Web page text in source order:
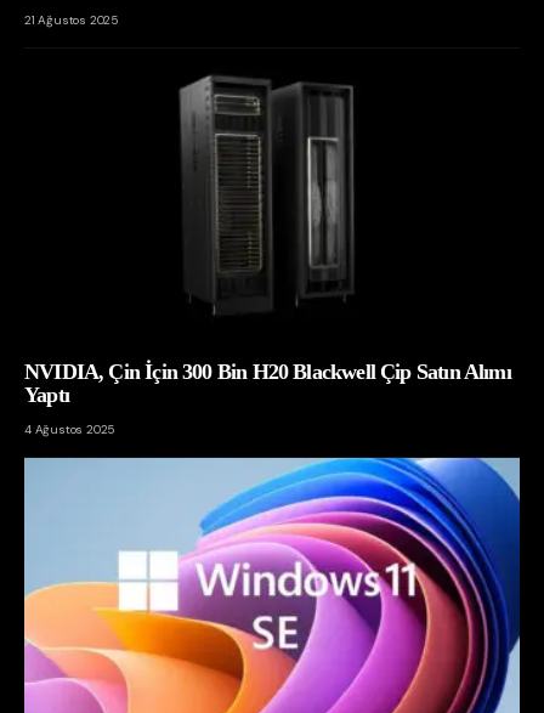
21 Ağustos 2025
NVIDIA, Çin İçin 300 Bin H20 Blackwell Çip Satın Alımı
Yaptı
4 Ağustos 2025